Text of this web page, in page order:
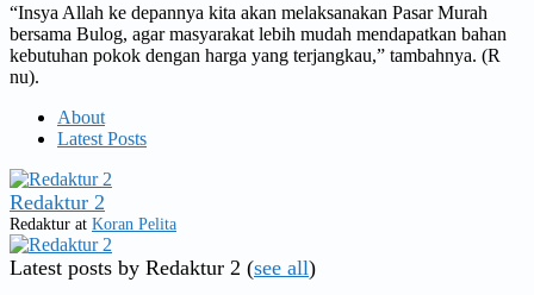
“Insya Allah ke depannya kita akan melaksanakan Pasar Murah
bersama Bulog, agar masyarakat lebih mudah mendapatkan bahan
kebutuhan pokok dengan harga yang terjangkau,” tambahnya. (R
nu).
About
Latest Posts
Redaktur 2
Redaktur at Koran Pelita
Latest posts by Redaktur 2 (see all)